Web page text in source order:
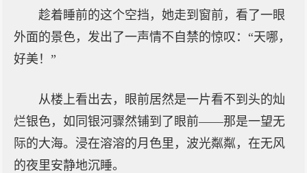
趁着睡前的这个空挡，她走到窗前，看了一眼
外面的景色，发出了一声情不自禁的惊叹：“天哪，
好美！”
从楼上看出去，眼前居然是一片看不到头的灿
烂银色，如同银河骤然铺到了眼前——那是一望无
际的大海。浸在溶溶的月色里，波光粼粼，在无风
的夜里安静地沉睡。